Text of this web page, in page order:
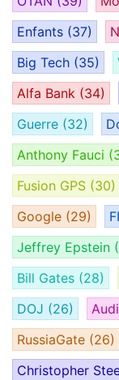
Enfants (37)
Big Tech (35)
Alfa Bank (34)
Guerre (32)
Anthony Fauci
Fusion GPS (30)
Google (29)
Jeffrey Epstein
Bill Gates (28)
DOJ (26)
RussiaGate (26)
Christopher